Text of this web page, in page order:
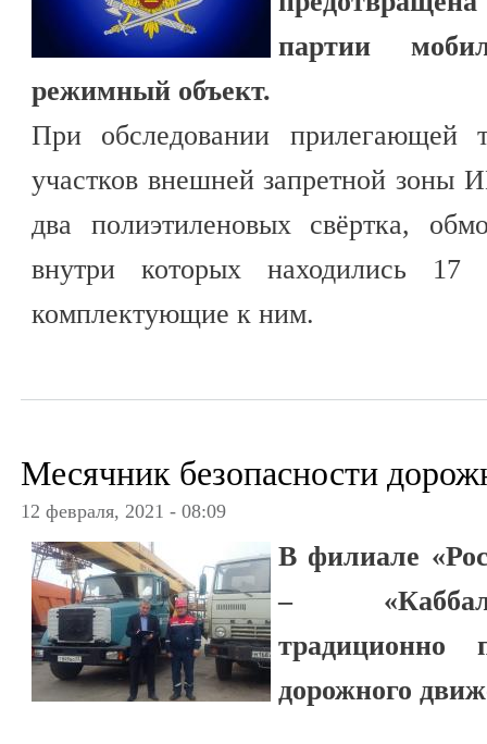
партии
режимный объект.
При обследовании прилегающей
участков внешней запретной зоны
два полиэтиленовых свёртка,
внутри которых находились
комплектующие к ним.
Месячник безопасности
12 февраля, 2021 - 08:09
В филиале
–
традиционно
дорожного